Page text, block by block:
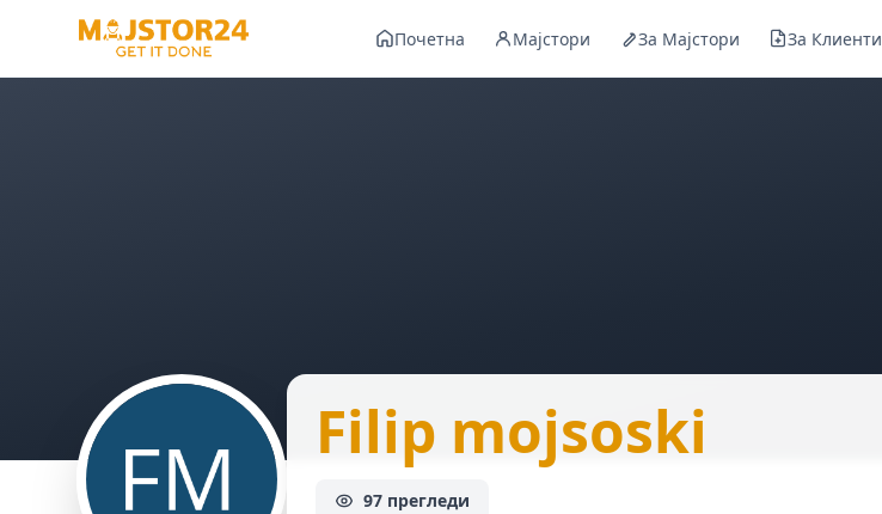
Почетна Мајстори За Мајстори За Клиенти
Filip mojsoski
97 прегледи